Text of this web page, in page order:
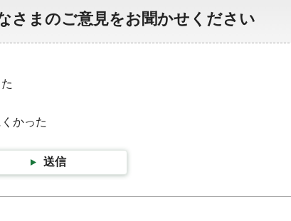
さまのご意見をお聞かせください
かった
送信